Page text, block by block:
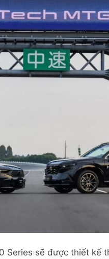
Series sẽ được thiết kế